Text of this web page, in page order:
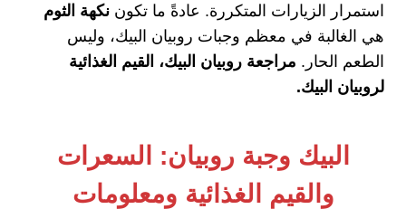
استمرار الزيارات المتكررة. عادةً ما تكون نكهة الثوم
هي الغالبة في معظم وجبات روبيان البيك، وليس
الطعم الحار. مراجعة روبيان البيك، القيم الغذائية
لروبيان البيك.
البيك وجبة روبيان: السعرات
والقيم الغذائية ومعلومات